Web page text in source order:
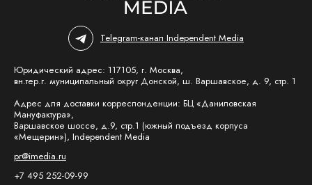
Telegram-канал Independent Media
Юридический адрес: 117105, г. Москва,
вн.тер.г. муниципальный округ Донской, ш. Варшавское, д. 9, стр. 1
Адрес для доставки корреспонденции: БЦ «Даниловская
Мануфактура»,
Варшавское шоссе, д.9, стр.1 (южный подъезд корпуса
«Мещерин»), Independent Media
pr@imedia.ru
+7 495 252-09-99